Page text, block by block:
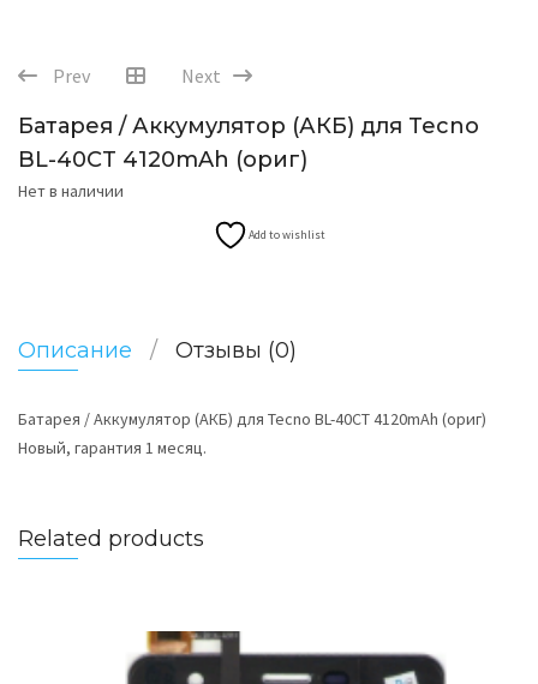
Prev Next
Батарея / Аккумулятор (АКБ) для Tecno
BL-40CT 4120mAh (ориг)
Нет в наличии
Add to wishlist
Описание Отзывы (0)
Батарея / Аккумулятор (АКБ) для Tecno BL-40CT 4120mAh (ориг)
Новый, гарантия 1 месяц.
Related products